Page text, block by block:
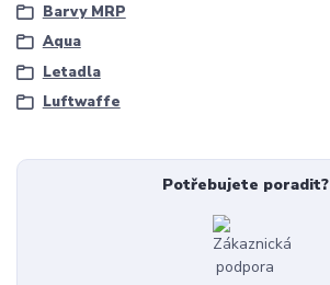
Barvy MRP
Aqua
Letadla
Luftwaffe
Potřebujete poradit?